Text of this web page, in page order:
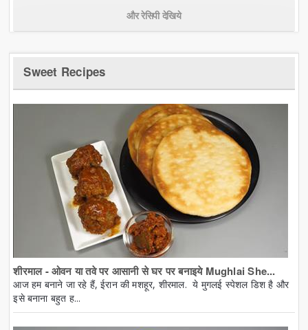
और रेसिपी देखिये
Sweet Recipes
शीरमाल - ओवन या तवे पर आसानी से घर पर बनाइये Mughlai She...
आज हम बनाने जा रहे हैं, ईरान की मशहूर, शीरमाल. ये मुगलई स्पेशल डिश है और
इसे बनाना बहुत ह...